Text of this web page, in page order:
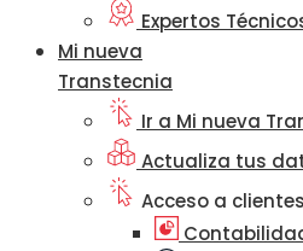
Expertos
Mi nueva
Transtecnia
Ir a Mi nueva
Actualiza tus
Acceso a clientes